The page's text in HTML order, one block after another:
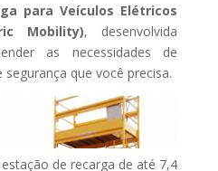
para Veículos Elétricos
Mobility), desenvolvida
as necessidades de
que você precisa.
de recarga de até 7,4